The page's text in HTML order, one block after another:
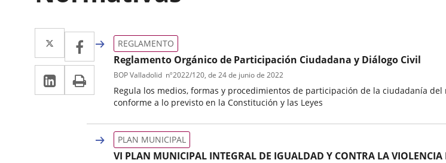
Twitter
Enlace
a
una
aplicación
externa.
Facebook
Enlace
a
una
aplicación
externa.
Linkedin
Enlace
a
aplicación
Print
Reglamento Orgánico de Participación Ciudadana y Diálogo Civil
Regula los medios, formas y procedimientos de participación de la ciudadanía
conforme a lo previsto en la Constitución y las Leyes
de
normativa
REGLAMENTO
boletin
BOP Valladolid nº2022/120, de 24 de junio de 2022
VI PLAN MUNICIPAL INTEGRAL DE IGUALDAD Y CONTRA LA VIOLENCIA
PLAN MUNICIPAL